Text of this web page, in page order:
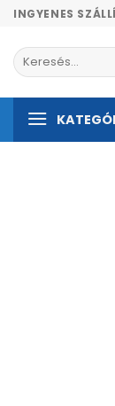
Skip
content
INGYENES
Keresés
a